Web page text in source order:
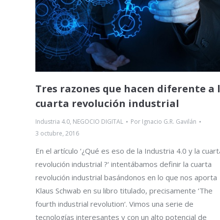
Tres razones que hacen diferente a
cuarta revolución industrial
Industria 4.0, NEGOCIO DIGITAL Por Ignacio G.R. Gavilán
3 octubre, 2016
En el artículo ‘¿Qué es eso de la Industria 4.0 y la
revolución industrial ?‘ intentábamos definir la cuarta
revolución industrial basándonos en lo que nos aporta
Klaus Schwab en su libro titulado, precisamente ‘The
fourth industrial revolution‘. Vimos una serie de
tecnologías interesantes y con un alto potencial de